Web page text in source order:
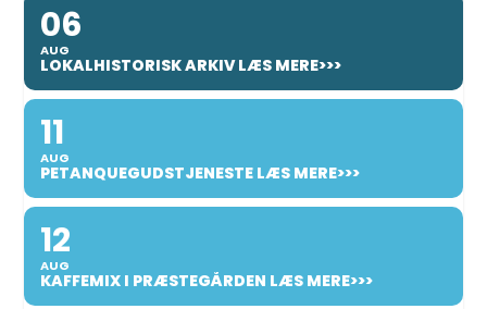
06
AUG
LOKALHISTORISK ARKIV LÆS MERE>>>
11
AUG
PETANQUEGUDSTJENESTE LÆS MERE>>>
12
AUG
KAFFEMIX I PRÆSTEGÅRDEN LÆS MERE>>>